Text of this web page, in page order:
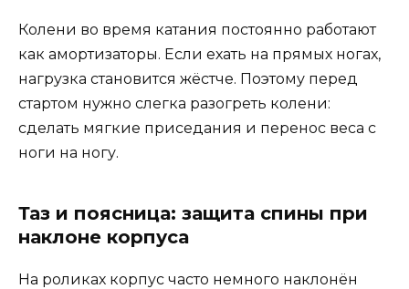
Колени во время катания постоянно работают
как амортизаторы. Если ехать на прямых ногах,
нагрузка становится жёстче. Поэтому перед
стартом нужно слегка разогреть колени:
сделать мягкие приседания и перенос веса с
ноги на ногу.
Таз и поясница: защита спины при
наклоне корпуса
На роликах корпус часто немного наклонён